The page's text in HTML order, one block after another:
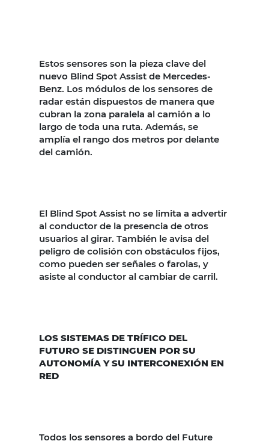
Estos sensores son la pieza clave del
nuevo Blind Spot Assist de Mercedes-
Benz. Los módulos de los sensores de
radar están dispuestos de manera que
cubran la zona paralela al camión a lo
largo de toda una ruta. Además, se
amplía el rango dos metros por delante
del camión.
El Blind Spot Assist no se limita a advertir
al conductor de la presencia de otros
usuarios al girar. También le avisa del
peligro de colisión con obstáculos fijos,
como pueden ser señales o farolas, y
asiste al conductor al cambiar de carril.
LOS SISTEMAS DE TRÍFICO DEL
FUTURO SE DISTINGUEN POR SU
AUTONOMÍA Y SU INTERCONEXIÓN EN
RED
Todos los sensores a bordo del Future